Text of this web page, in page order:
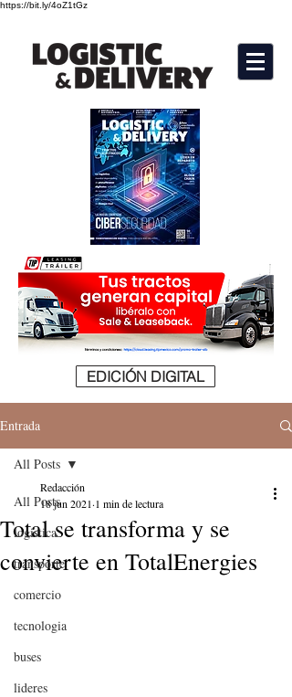
https://bit.ly/4oZ1tGz
EDICIÓN DIGITAL
Entrada
All Posts
logistica
transporte
comercio
tecnologia
buses
lideres
All Posts
Total se transforma y se
convierte en TotalEnergies
Redacción
18 jun 2021 1 min de lectura